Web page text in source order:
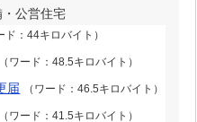
公営住宅
ド：44キロバイト）
（ワード：48.5キロバイト）
届 （ワード：46.5キロバイト）
（ワード：41.5キロバイト）